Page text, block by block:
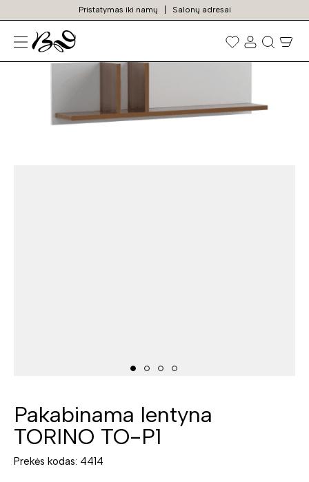
Pristatymas iki namų Salonų adresai
Prekių
paieška
N
Pakabinama lentyna
TORINO TO-P1
Prekės kodas: 4414